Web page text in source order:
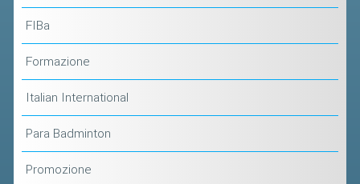
FIBa
Formazione
Italian International
Para Badminton
Promozione
GARE